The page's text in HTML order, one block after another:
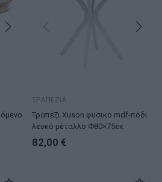
ΤΡΑΠΕΖΙΑ
Τραπέζι Xuson φυσικό mdf-πόδι
λευκό μέταλλο Φ80×75εκ
82,00 €